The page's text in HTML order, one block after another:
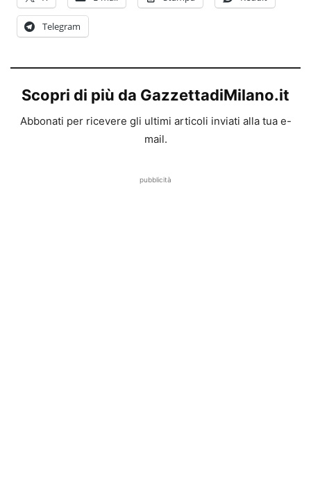
Telegram
Scopri di più da GazzettadiMilano.it
Abbonati per ricevere gli ultimi articoli inviati alla tua e-
mail.
pubblicità